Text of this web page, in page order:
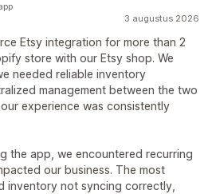
3 augustus 2026
Etsy integration for more than 2
store with our Etsy shop. We
needed reliable inventory
management between the two
experience was consistently
the app, we encountered recurring
our business. The most
inventory not syncing correctly,